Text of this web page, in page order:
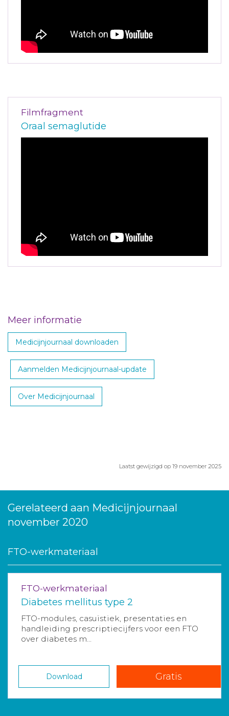
Filmfragment
Oraal semaglutide
Meer informatie
Medicijnjournaal downloaden
Aanmelden Medicijnjournaal-update
Over Medicijnjournaal
Laatst gewijzigd op 19 november 2025
Gerelateerd aan Medicijnjournaal
november 2020
FTO-werkmateriaal
FTO-werkmateriaal
Diabetes mellitus type 2
FTO-modules, casuïstiek, presentaties en
handleiding prescriptiecijfers voor een FTO
over diabetes m...
Download Gratis